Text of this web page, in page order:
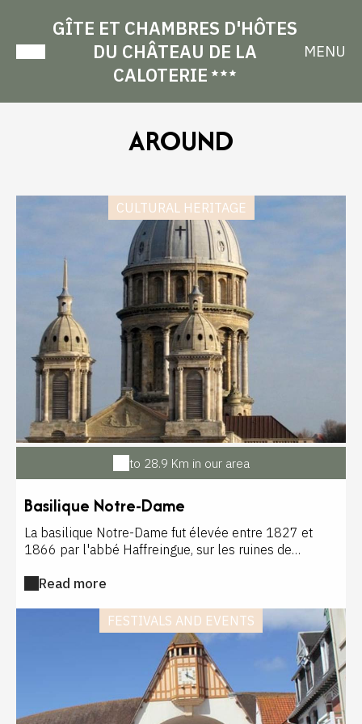
GÎTE ET CHAMBRES D'HÔTES
DU CHÂTEAU DE LA
CALOTERIE
MENU
AROUND
CULTURAL HERITAGE
to 28.9 Km in our area
Basilique Notre-Dame
La basilique Notre-Dame fut élevée entre 1827 et
1866 par l'abbé Haffreingue, sur les ruines de
Révolution. Cet ensemble colossal au dôme culminant
Londres, de Saint-Pierre de Rome, du Panthéon et des
Invalides ! A l'intérieur, le maître-autel des princes
Torlonia est un chef d'oeuvre de la mosaïque italienne
du XIXème siècle. Ouvert du 1/09 au 31/03 de 10h à
12h et de 14h à 17h. Fermée le dimanche après-midi
et le lundi toute la journée. Du 1/04 au 31/08 de 10h
à 12h et de 14h à 18h, tous les jours en dehors des
Read more
FESTIVALS AND EVENTS